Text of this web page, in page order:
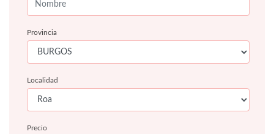
Provincia
Localidad
Precio